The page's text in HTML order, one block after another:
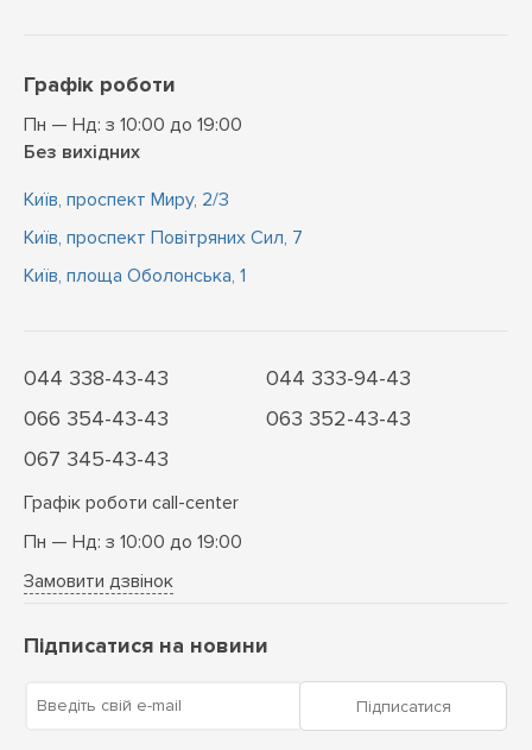
Графік роботи
Пн — Нд: з 10:00 до 19:00
Без вихідних
Київ, проспект Миру, 2/3
Київ, проспект Повітряних Сил, 7
Київ, площа Оболонська, 1
044 338-43-43
044 333-94-43
066 354-43-43
063 352-43-43
067 345-43-43
Графік роботи call-center
Пн — Нд: з 10:00 до 19:00
Замовити дзвінок
Підписатися на новини
Введіть свій e-mail Підписатися